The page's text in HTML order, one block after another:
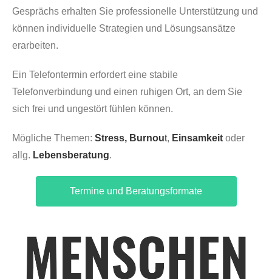
Gesprächs erhalten Sie professionelle Unterstützung und
können individuelle Strategien und Lösungsansätze
erarbeiten.
Ein Telefontermin erfordert eine stabile
Telefonverbindung und einen ruhigen Ort, an dem Sie
sich frei und ungestört fühlen können.
Mögliche Themen: Stress, Burnout, Einsamkeit oder
allg. Lebensberatung.
Termine und Beratungsformate